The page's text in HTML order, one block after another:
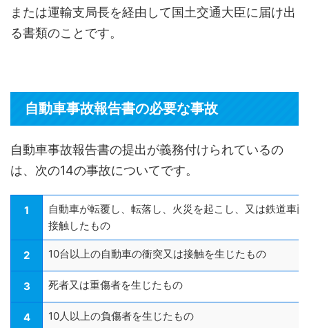
または運輸支局長を経由して国土交通大臣に届け出
る書類のことです。
自動車事故報告書の必要な事故
自動車事故報告書の提出が義務付けられているの
は、次の14の事故についてです。
1
自動車が転覆し、転落し、火災を起こし、又は鉄道車
接触したもの
2 10台以上の自動車の衝突又は接触を生じたもの
3 死者又は重傷者を生じたもの
4 10人以上の負傷者を生じたもの